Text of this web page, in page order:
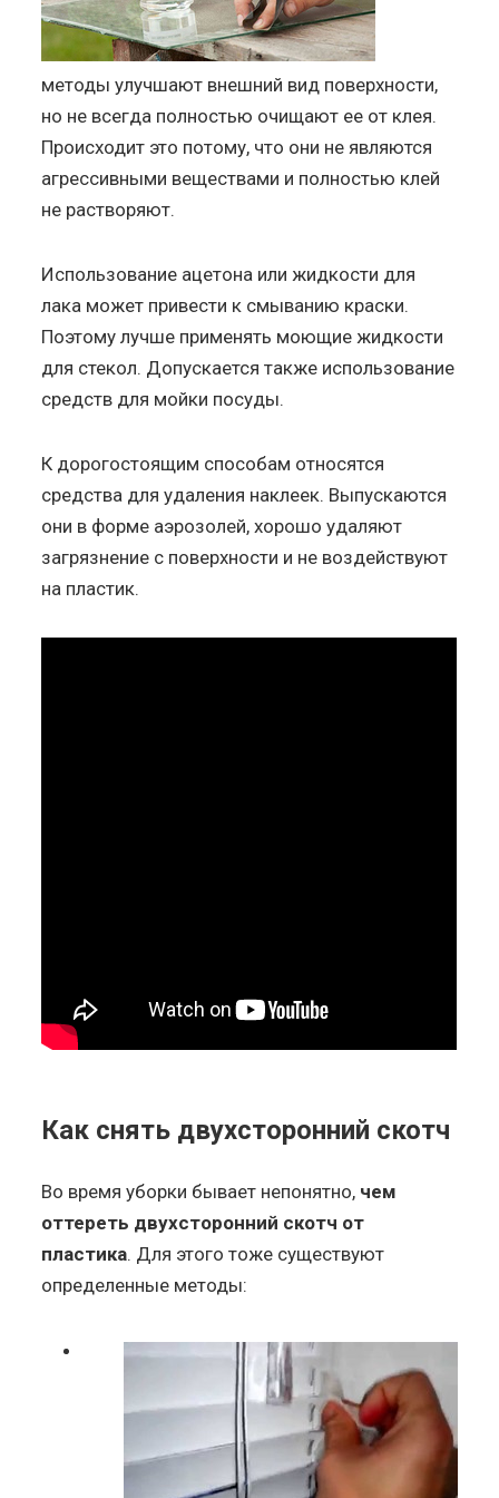
методы улучшают внешний вид поверхности,
но не всегда полностью очищают ее от клея.
Происходит это потому, что они не являются
агрессивными веществами и полностью клей
не растворяют.
Использование ацетона или жидкости для
лака может привести к смыванию краски.
Поэтому лучше применять моющие жидкости
для стекол. Допускается также использование
средств для мойки посуды.
К дорогостоящим способам относятся
средства для удаления наклеек. Выпускаются
они в форме аэрозолей, хорошо удаляют
загрязнение с поверхности и не воздействуют
на пластик.
Как снять двухсторонний скотч
Во время уборки бывает непонятно, чем
оттереть двухсторонний скотч от
пластика. Для этого тоже существуют
определенные методы: